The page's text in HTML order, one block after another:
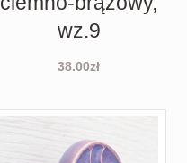
wz.9
38.00zł